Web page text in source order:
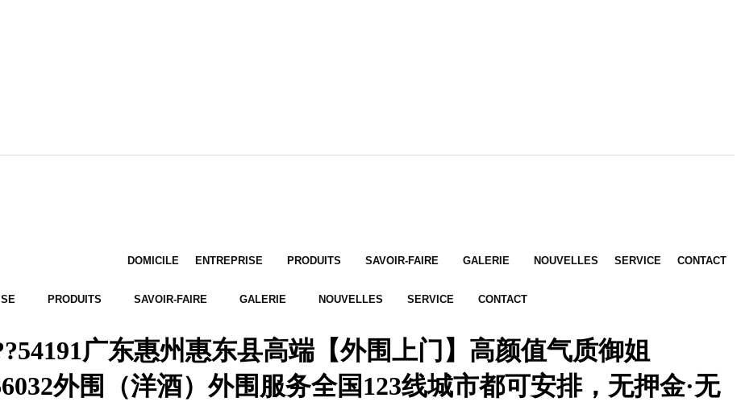
DOMICILE ENTREPRISE PRODUITS SAVOIR-FAIRE GALERIE NOUVELLES SERVICE CONTACT
PRODUITS SAVOIR-FAIRE GALERIE NOUVELLES SERVICE CONTACT
广东惠州惠东县高端【外围上门】高颜值气质御姐
外围（洋酒）外围服务全国123线城市都可安排，无押金·无